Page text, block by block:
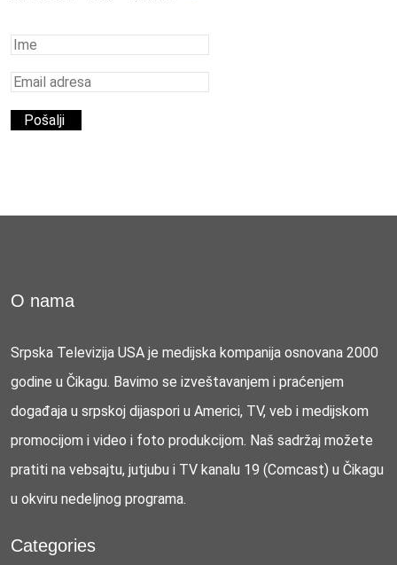
O nama
Srpska Televizija USA je medijska kompanija osnovana 2000
godine u Čikagu. Bavimo se izveštavanjem i praćenjem
događaja u srpskoj dijaspori u Americi, TV, veb i medijskom
promocijom i video i foto produkcijom. Naš sadržaj možete
pratiti na vebsajtu, jutjubu i TV kanalu 19 (Comcast) u Čikagu
u okviru nedeljnog programa.
Categories